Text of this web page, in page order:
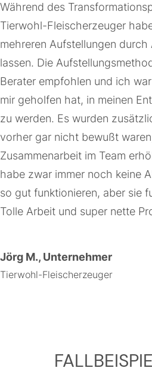
Während des
Tierwohl-Fleischerzeuger
mehreren Aufstellungen
lassen. Die
Berater empfohlen und ich
mir geholfen hat, in meinen
zu werden. Es wurden
vorher gar nicht bewußt
Zusammenarbeit im Team
habe zwar immer noch keine
so gut funktionieren, aber sie
Tolle Arbeit und super nette
Jörg M., Unternehmer
Tierwohl-Fleischerzeuger